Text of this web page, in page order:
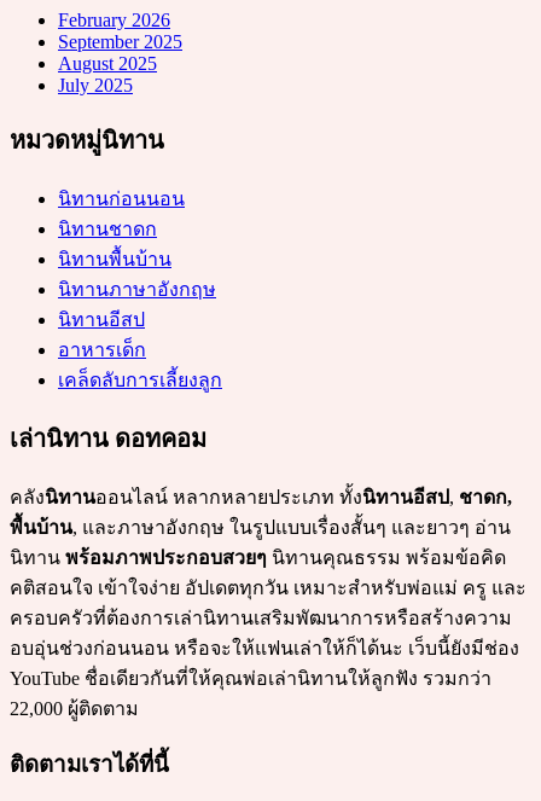
February 2026
September 2025
August 2025
July 2025
หมวดหมู่นิทาน
นิทานก่อนนอน
นิทานชาดก
นิทานพื้นบ้าน
นิทานภาษาอังกฤษ
นิทานอีสป
อาหารเด็ก
เคล็ดลับการเลี้ยงลูก
เล่านิทาน ดอทคอม
คลังนิทานออนไลน์ หลากหลายประเภท ทั้งนิทานอีสป, ชาดก,
พื้นบ้าน, และภาษาอังกฤษ ในรูปแบบเรื่องสั้นๆ และยาวๆ อ่าน
นิทาน พร้อมภาพประกอบสวยๆ นิทานคุณธรรม พร้อมข้อคิด
คติสอนใจ เข้าใจง่าย อัปเดตทุกวัน เหมาะสำหรับพ่อแม่ ครู และ
ครอบครัวที่ต้องการเล่านิทานเสริมพัฒนาการหรือสร้างความ
อบอุ่นช่วงก่อนนอน หรือจะให้แฟนเล่าให้ก็ได้นะ เว็บนี้ยังมีช่อง
YouTube ชื่อเดียวกันที่ให้คุณพ่อเล่านิทานให้ลูกฟัง รวมกว่า
22,000 ผู้ติดตาม
ติดตามเราได้ที่นี้